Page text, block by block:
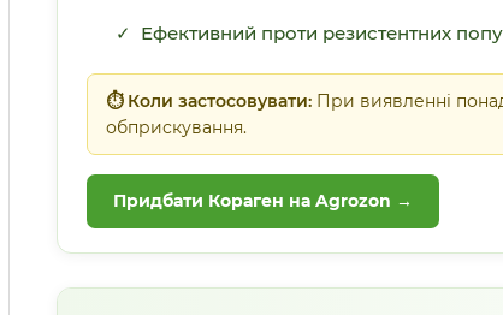
✓ Ефективний проти резистентних
⏱ Коли застосовувати: При виявленні
обприскування.
Придбати Кораген на Agrozon →